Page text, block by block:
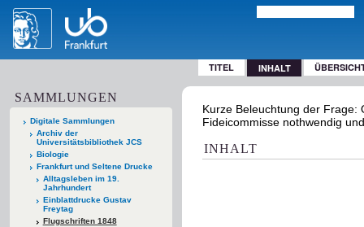
TITEL INHALT
SAMMLUNGEN
Digitale Sammlungen
Archiv der
Universitätsbibliothek JCS
Biologie
Frankfurt und Seltene Drucke
Alltagsleben im 19.
Jahrhundert
Einblattdrucke Gustav
Freytag
Flugschriften 1848
Kurze Beleuchtung der Frage:
Fideicommisse nothwendig
INHALT